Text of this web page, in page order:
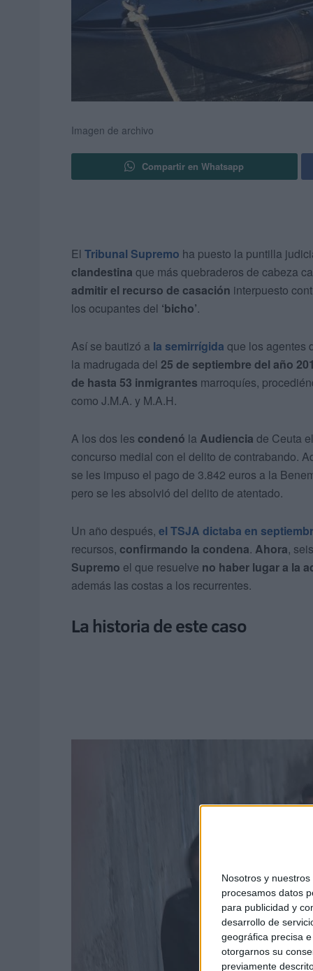
Nosotros y nuestros
procesamos datos
para publicidad y
desarrollo de
geográfica precisa
otorgarnos su
previamente
Imagen de archivo
Compartir en Whatsapp
El Tribunal Supremo ha puesto la puntilla
clandestina que más quebraderos de cabeza
admitir el recurso de casación interpuesto
los ocupantes del ‘bicho’.
Así se bautizó a la semirrígida que los agentes
la madrugada del 25 de septiembre del año
de hasta 53 inmigrantes marroquíes,
como J.M.A. y M.A.H.
A los dos les condenó la Audiencia de Ceuta el
concurso medial con el delito de contrabando.
se les impuso el pago de 3.842 euros a la
pero se les absolvió del delito de atentado.
Un año después, el TSJA dictaba en
recursos, confirmando la condena. Ahora,
Supremo el que resuelve no haber lugar a la
además las costas a los recurrentes.
La historia de este caso